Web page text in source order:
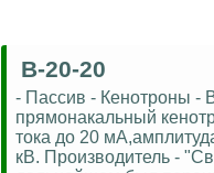
В-20-20
- Пассив - Кенотроны
прямонакальный
тока до 20
кВ. Производитель -